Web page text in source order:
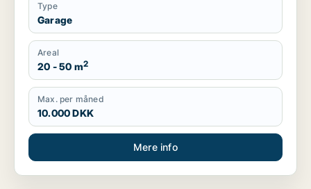
Type
Garage
Areal
20 - 50 m2
Max. per måned
10.000 DKK
Mere info